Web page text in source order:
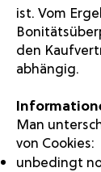
ist. Vom
den
abhängig.
Man
von Cookies:
unbedingt